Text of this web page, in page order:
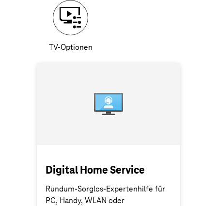
TV-Optionen
Digital Home Service
Rundum-Sorglos-Expertenhilfe für
PC, Handy, WLAN oder